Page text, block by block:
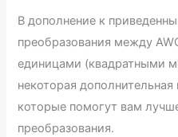
В дополнение к
преобразования между
единицами (квадратными
некоторая
которые помогут вам
преобразования.